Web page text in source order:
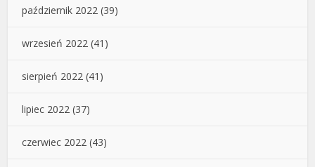
październik 2022 (39)
wrzesień 2022 (41)
sierpień 2022 (41)
lipiec 2022 (37)
czerwiec 2022 (43)